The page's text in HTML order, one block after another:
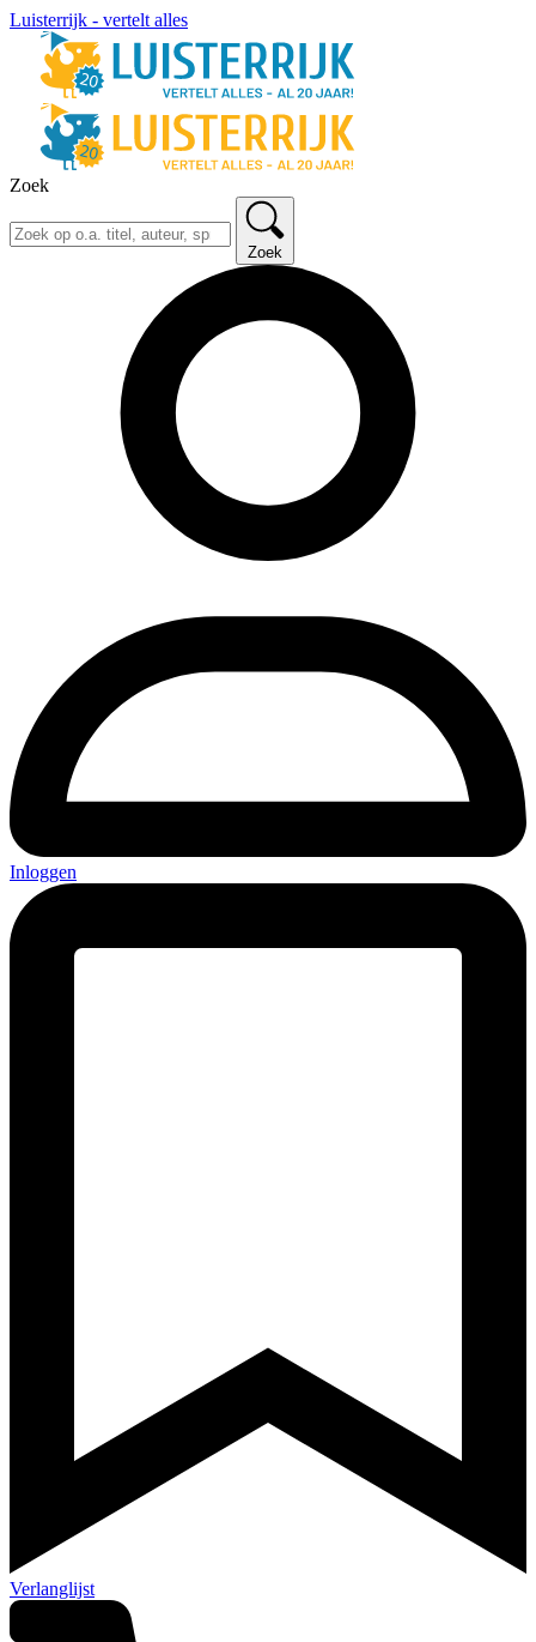
Luisterrijk - vertelt alles
Zoek
Zoek
Inloggen
Verlanglijst